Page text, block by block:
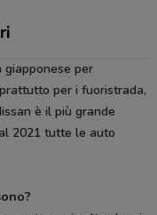
giapponese per
per i fuoristrada,
è il più grande
2021 tutte le auto